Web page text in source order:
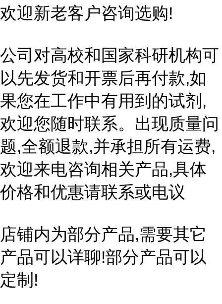
欢迎新老客户咨询选购!
公司对高校和国家科研机构可
以先发货和开票后再付款,如
果您在工作中有用到的试剂,
欢迎您随时联系。出现质量问
题,全额退款,并承担所有运费,
欢迎来电咨询相关产品,具体
价格和优惠请联系或电议
店铺内为部分产品,需要其它
产品可以详聊!部分产品可以
定制!